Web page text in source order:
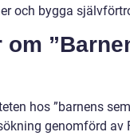
och bygga
hos ”barnens
genomförd av